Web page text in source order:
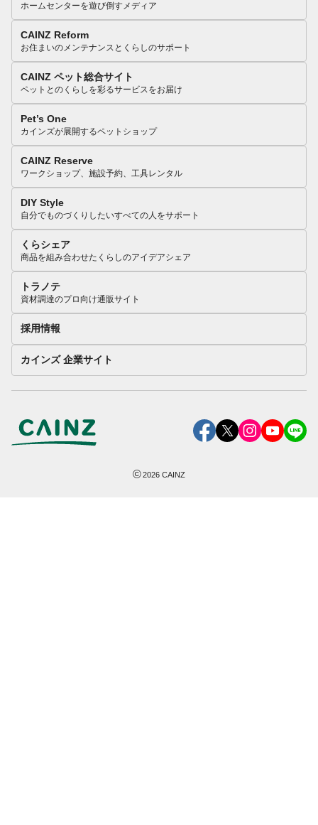
ホームセンターを遊び倒すメディア
CAINZ Reform
お住まいのメンテナンスとくらしのサポート
CAINZ ペット総合サイト
ペットとのくらしを彩るサービスをお届け
Pet’s One
カインズが展開するペットショップ
CAINZ Reserve
ワークショップ、施設予約、工具レンタル
DIY Style
自分でものづくりしたいすべての人をサポート
くらシェア
商品を組み合わせたくらしのアイデアシェア
トラノテ
資材調達のプロ向け通販サイト
採用情報
カインズ 企業サイト
©2026 CAINZ